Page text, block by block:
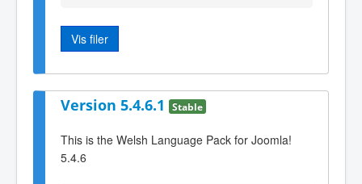
Vis filer
Version 5.4.6.1 Stable
This is the Welsh Language Pack for Joomla!
5.4.6